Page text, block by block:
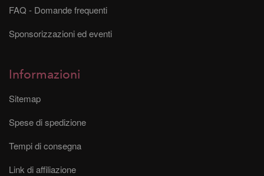
FAQ - Domande frequenti
Sponsorizzazioni ed eventi
Informazioni
Sitemap
Spese di spedizione
Tempi di consegna
Link di affiliazione